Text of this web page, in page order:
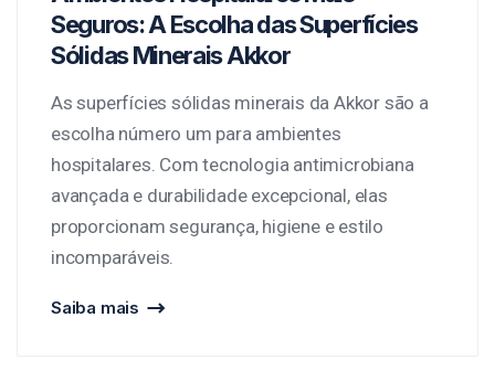
Seguros: A Escolha das Superfícies
Sólidas Minerais Akkor
As superfícies sólidas minerais da Akkor são a
escolha número um para ambientes
hospitalares. Com tecnologia antimicrobiana
avançada e durabilidade excepcional, elas
proporcionam segurança, higiene e estilo
incomparáveis.
Saiba mais